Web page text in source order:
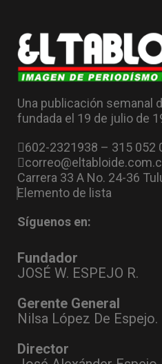
Una publicación semanal
fundada el 19 de julio de
602-2321938 – 315 052
Carrera 33 A No. 24-36
Elemento de lista
Síguenos en:
Fundador
JOSÉ W. ESPEJO R.
Gerente General
Nilsa López De Espejo.
Director